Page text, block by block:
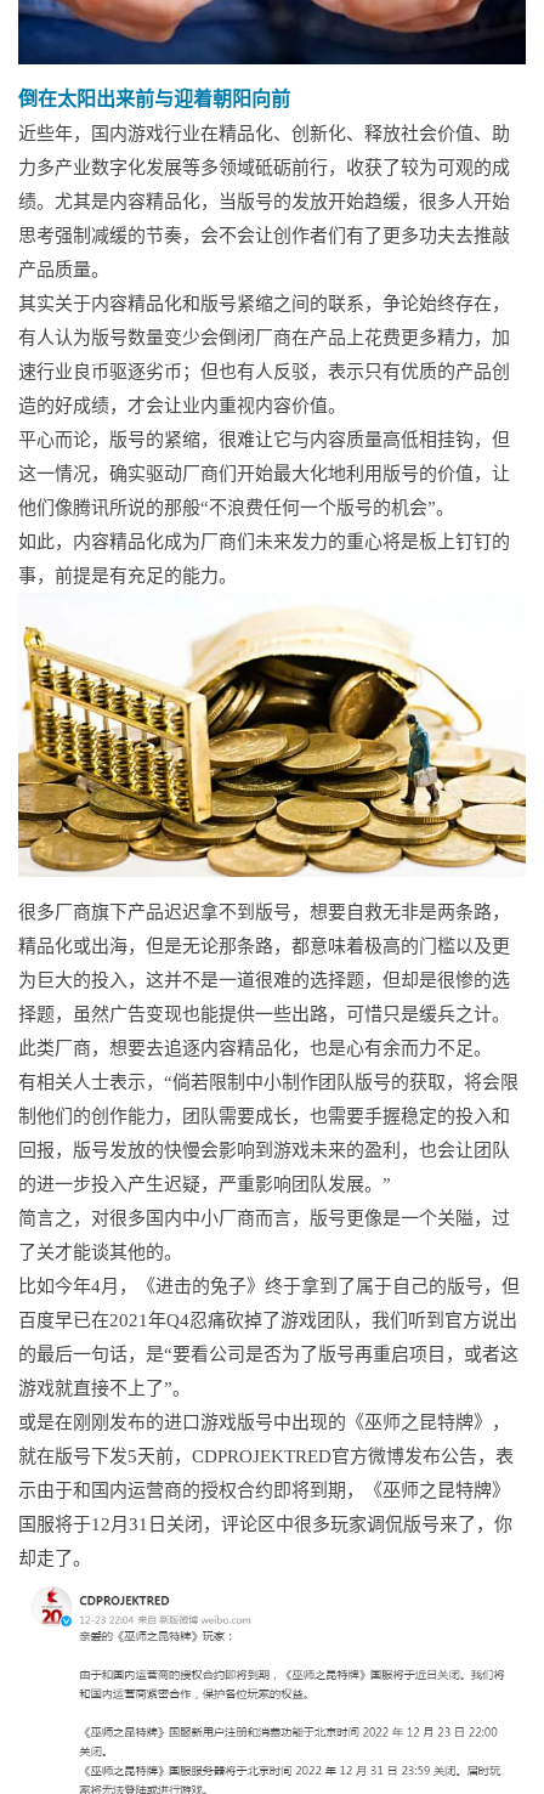
倒在太阳出来前与迎着朝阳向前
近些年，国内游戏行业在精品化、创新化、释放社会价值、助
力多产业数字化发展等多领域砥砺前行，收获了较为可观的成
绩。尤其是内容精品化，当版号的发放开始趋缓，很多人开始
思考强制减缓的节奏，会不会让创作者们有了更多功夫去推敲
产品质量。
其实关于内容精品化和版号紧缩之间的联系，争论始终存在，
有人认为版号数量变少会倒闭厂商在产品上花费更多精力，加
速行业良币驱逐劣币；但也有人反驳，表示只有优质的产品创
造的好成绩，才会让业内重视内容价值。
平心而论，版号的紧缩，很难让它与内容质量高低相挂钩，但
这一情况，确实驱动厂商们开始最大化地利用版号的价值，让
他们像腾讯所说的那般“不浪费任何一个版号的机会”。
如此，内容精品化成为厂商们未来发力的重心将是板上钉钉的
事，前提是有充足的能力。
很多厂商旗下产品迟迟拿不到版号，想要自救无非是两条路，
精品化或出海，但是无论那条路，都意味着极高的门槛以及更
为巨大的投入，这并不是一道很难的选择题，但却是很惨的选
择题，虽然广告变现也能提供一些出路，可惜只是缓兵之计。
此类厂商，想要去追逐内容精品化，也是心有余而力不足。
有相关人士表示，“倘若限制中小制作团队版号的获取，将会限
制他们的创作能力，团队需要成长，也需要手握稳定的投入和
回报，版号发放的快慢会影响到游戏未来的盈利，也会让团队
的进一步投入产生迟疑，严重影响团队发展。”
简言之，对很多国内中小厂商而言，版号更像是一个关隘，过
了关才能谈其他的。
比如今年4月，《进击的兔子》终于拿到了属于自己的版号，但
百度早已在2021年Q4忍痛砍掉了游戏团队，我们听到官方说出
的最后一句话，是“要看公司是否为了版号再重启项目，或者这
游戏就直接不上了”。
或是在刚刚发布的进口游戏版号中出现的《巫师之昆特牌》，
就在版号下发5天前，CDPROJEKTRED官方微博发布公告，表
示由于和国内运营商的授权合约即将到期，《巫师之昆特牌》
国服将于12月31日关闭，评论区中很多玩家调侃版号来了，你
却走了。